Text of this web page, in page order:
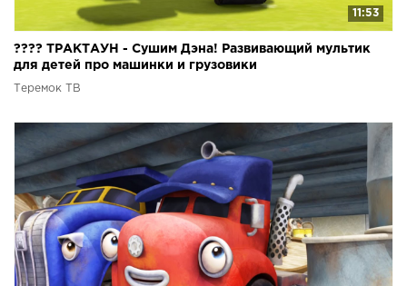
11:53
???? ТРАКТАУН - Сушим Дэна! Развивающий мультик
для детей про машинки и грузовики
Теремок ТВ